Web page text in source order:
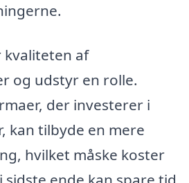
kvaliteten af
og udstyr en rolle.
der investerer i
kan tilbyde en mere
hvilket måske koster